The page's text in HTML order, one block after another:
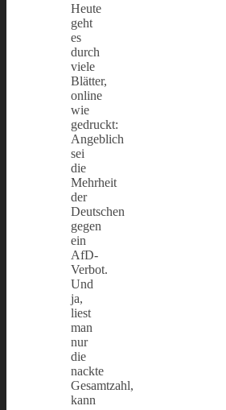
Heute
geht
es
durch
viele
Blätter,
online
wie
gedruckt:
Angeblich
sei
die
Mehrheit
der
Deutschen
gegen
ein
AfD-
Verbot.
Und
ja,
liest
man
nur
die
nackte
Gesamtzahl,
kann